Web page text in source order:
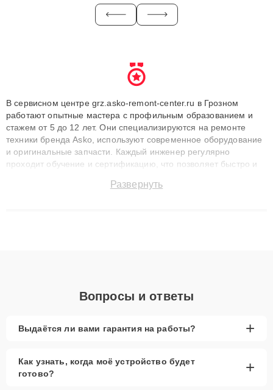
В сервисном центре grz.asko-remont-center.ru в Грозном
работают опытные мастера с профильным образованием и
стажем от 5 до 12 лет. Они специализируются на ремонте
техники бренда Asko, используют современное оборудование
и оригинальные запчасти. Каждый инженер регулярно
проходит обучение и сертификацию, что позволяет быстро и
сохранением гарантии до 3 лет. Наши мастера решают
Развернуть
Вопросы и ответы
Выдаётся ли вами гарантия на работы? +
Как узнать, когда моё устройство будет
готово?
+